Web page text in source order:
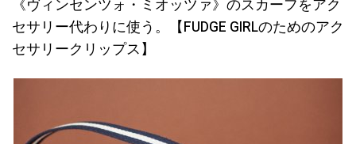
《ヴィンセンツォ・ミオッツァ》のスカーフをアク
セサリー代わりに使う。【FUDGE GIRLのためのアク
セサリークリップス】